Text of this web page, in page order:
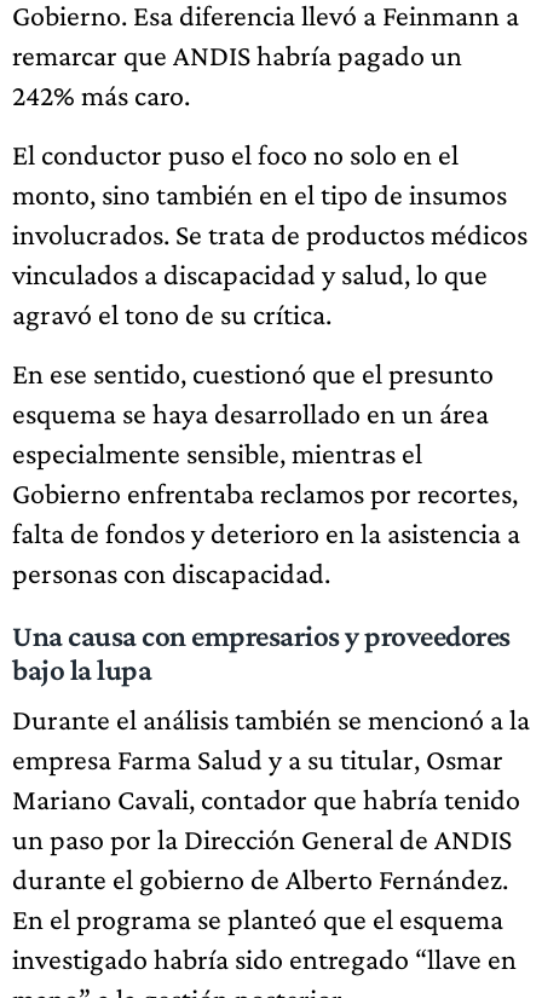
Gobierno. Esa diferencia llevó a Feinmann a
remarcar que ANDIS habría pagado un
242% más caro.
El conductor puso el foco no solo en el
monto, sino también en el tipo de insumos
involucrados. Se trata de productos médicos
vinculados a discapacidad y salud, lo que
agravó el tono de su crítica.
En ese sentido, cuestionó que el presunto
esquema se haya desarrollado en un área
especialmente sensible, mientras el
Gobierno enfrentaba reclamos por recortes,
falta de fondos y deterioro en la asistencia a
personas con discapacidad.
Una causa con empresarios y proveedores
bajo la lupa
Durante el análisis también se mencionó a la
empresa Farma Salud y a su titular, Osmar
Mariano Cavali, contador que habría tenido
un paso por la Dirección General de ANDIS
durante el gobierno de Alberto Fernández.
En el programa se planteó que el esquema
investigado habría sido entregado “llave en